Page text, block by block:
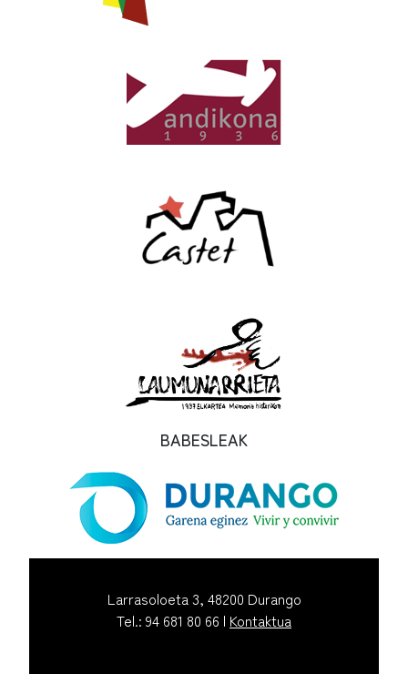
BABESLEAK
Larrasoloeta 3, 48200 Durango
Tel.: 94 681 80 66 | Kontaktua